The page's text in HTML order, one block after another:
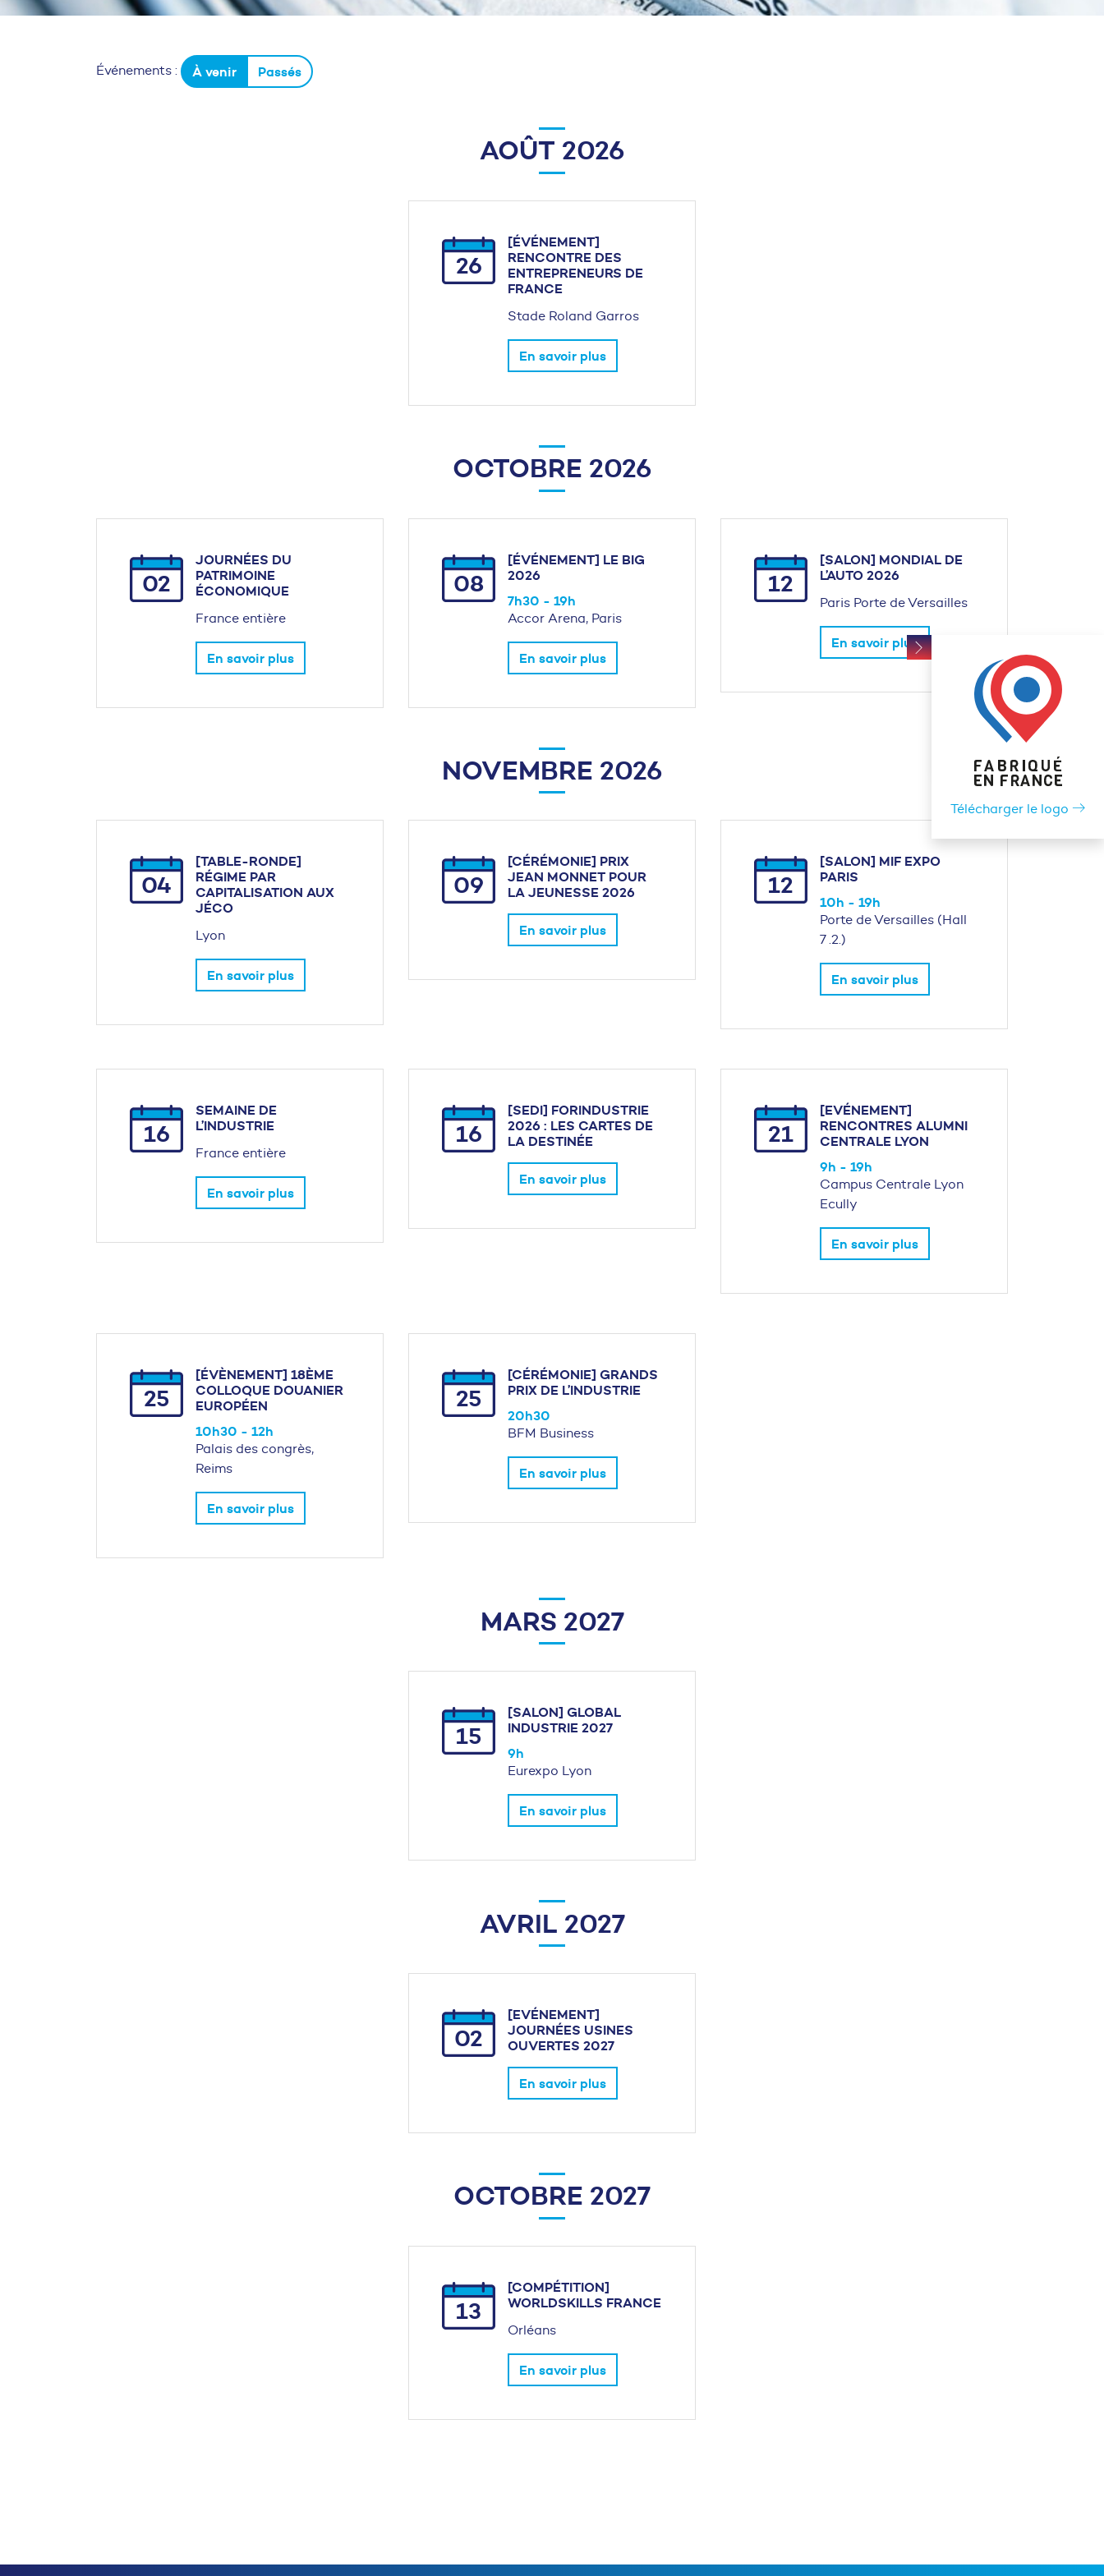
Événements : À venir Passés
AOÛT 2026
26
[ÉVÉNEMENT]
RENCONTRE DES
ENTREPRENEURS DE
FRANCE
Stade Roland Garros
En savoir plus
OCTOBRE 2026
02
JOURNÉES DU
PATRIMOINE
ÉCONOMIQUE
France entière
En savoir plus
08
[ÉVÉNEMENT] LE BIG
2026
7h30 - 19h
Accor Arena, Paris
En savoir plus
12
[SALON] MONDIAL DE
L’AUTO 2026
Paris Porte de Versailles
En savoir plus
NOVEMBRE 2026
04
[TABLE-RONDE]
RÉGIME PAR
CAPITALISATION AUX
JÉCO
Lyon
En savoir plus
09
[CÉRÉMONIE] PRIX
JEAN MONNET POUR
LA JEUNESSE 2026
En savoir plus
12
[SALON] MIF EXPO
PARIS
10h - 19h
Porte de Versailles (Hall
7 .2.)
En savoir plus
16
SEMAINE DE
L’INDUSTRIE
France entière
En savoir plus
16
[SEDI] FORINDUSTRIE
2026 : LES CARTES DE
LA DESTINÉE
En savoir plus
21
[EVÉNEMENT]
RENCONTRES ALUMNI
CENTRALE LYON
9h - 19h
Campus Centrale Lyon
Ecully
En savoir plus
25
[ÉVÈNEMENT] 18ÈME
COLLOQUE DOUANIER
EUROPÉEN
10h30 - 12h
Palais des congrès,
Reims
En savoir plus
25
[CÉRÉMONIE] GRANDS
PRIX DE L’INDUSTRIE
20h30
BFM Business
En savoir plus
MARS 2027
15
[SALON] GLOBAL
INDUSTRIE 2027
9h
Eurexpo Lyon
En savoir plus
AVRIL 2027
02
[EVÉNEMENT]
JOURNÉES USINES
OUVERTES 2027
En savoir plus
OCTOBRE 2027
13
[COMPÉTITION]
WORLDSKILLS FRANCE
Orléans
En savoir plus
Télécharger le logo